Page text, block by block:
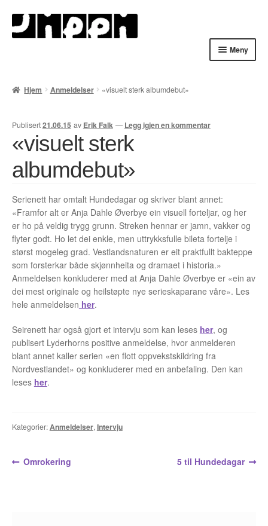
Hopp
til
Hopp
til
Meny
Handlekurv
Lenker
Nyheter
Nyhetsarkiv
Opprørets bobler
Nyhetsbrev
Om Jippi
Kontakt
Reklamebanners
Anja Dahle Øverbye
Hjem Anmeldelser «visuelt sterk albumdebut»
Publisert21.06.15 av Erik Falk —Legg igjen en kommentar
«visuelt sterk
albumdebut»
Serienett har omtalt Hundedagar og skriver blant annet:
«Framfor alt er Anja Dahle Øverbye ein visuell forteljar, og her
er ho på veldig trygg grunn. Streken hennar er jamn, vakker og
flyter godt. Ho let dei enkle, men uttrykksfulle bileta fortelje i
størst mogeleg grad. Vestlandsnaturen er eit praktfullt bakteppe
som forsterkar både skjønnheita og dramaet i historia.»
Anmeldelsen konkluderer med at Anja Dahle Øverbye er «ein av
dei mest originale og heilstøpte nye serieskaparane våre». Les
hele anmeldelsen her.
Seirenett har også gjort et intervju som kan leses her, og
publisert Lyderhorns positive anmeldelse, hvor anmelderen
blant annet kaller serien «en flott oppvekstskildring fra
Nordvestlandet» og konkluderer med en anbefaling. Den kan
leses her.
Kategorier:Anmeldelser, Intervju
Innleggsnavigasjon
Forrige
Omrokering
Neste
5 til Hundedagar